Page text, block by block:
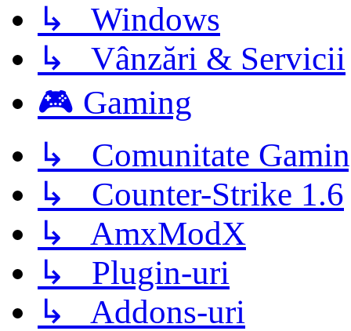
↳ Windows
↳ Vânzări & Servicii
🎮 Gaming
↳ Comunitate
↳ Counter-Strike 1.6
↳ AmxModX
↳ Plugin-uri
↳ Addons-uri